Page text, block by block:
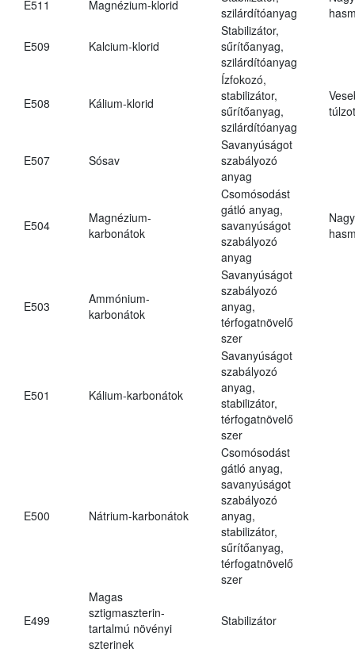
E511
Magnézium-klorid
szilárdítóanyag
E509 Kalcium-klorid
Stabilizátor,
sűrítőanyag,
szilárdítóanyag
E508 Kálium-klorid
Ízfokozó,
stabilizátor,
sűrítőanyag,
szilárdítóanyag
E507 Sósav
Savanyúságot
szabályozó
anyag
E504
Magnézium-
karbonátok
Csomósodást
gátló anyag,
savanyúságot
szabályozó
anyag
E503
Ammónium-
karbonátok
Savanyúságot
szabályozó
anyag,
térfogatnövelő
szer
E501 Kálium-karbonátok
Savanyúságot
szabályozó
anyag,
stabilizátor,
térfogatnövelő
szer
E500 Nátrium-karbonátok
Csomósodást
gátló anyag,
savanyúságot
szabályozó
anyag,
stabilizátor,
sűrítőanyag,
térfogatnövelő
szer
E499
Magas
sztigmaszterin-
tartalmú növényi
szterinek
Stabilizátor